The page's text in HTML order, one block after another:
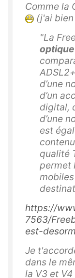
Comme la
(j'ai
"La
optique
d’une
d’un
digital,
d’une
est
qualité
permet
https://
7563/
est-
Je
dans le
la V3 et